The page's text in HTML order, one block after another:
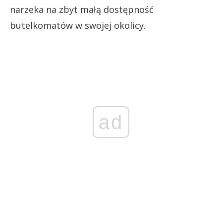
narzeka na zbyt małą dostępność
butelkomatów w swojej okolicy.
ad